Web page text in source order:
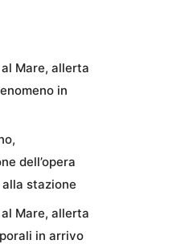
Mare, allerta
in
dell’opera
alla stazione
Mare, allerta
in arrivo